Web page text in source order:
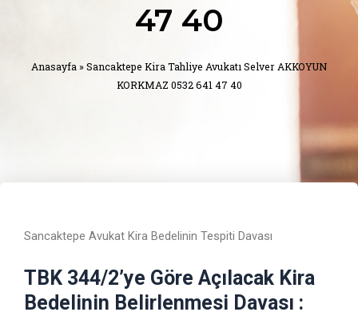
47 40
Anasayfa »Sancaktepe Kira Tahliye Avukatı Selver AKKOYUN
KORKMAZ 0532 641 47 40
Sancaktepe Avukat Kira Bedelinin Tespiti Davası
TBK 344/2’ye Göre Açılacak Kira
Bedelinin Belirlenmesi Davası :